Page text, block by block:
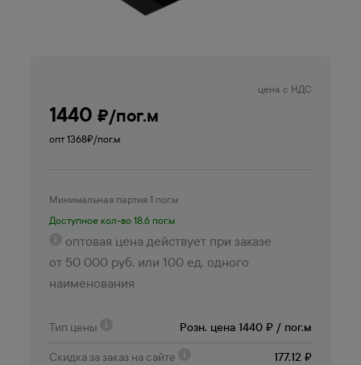
цена с НДС
1440 ₽/пог.м
опт 1368₽/пог.м
Минимальная партия 1 пог.м
Доступное кол-во 18.6 пог.м
оптовая цена действует при заказе
от 50 000 руб. или 100 ед. одного
наименования
Тип цены Розн. цена 1440 ₽ / пог.м
Скидка за заказ на сайте 177.12 ₽